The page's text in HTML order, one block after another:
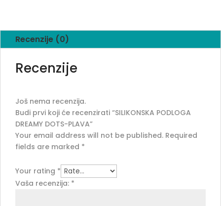
Recenzije (0)
Recenzije
Još nema recenzija.
Budi prvi koji će recenzirati “SILIKONSKA PODLOGA
DREAMY DOTS-PLAVA”
Your email address will not be published. Required
fields are marked *
Your rating *
Vaša recenzija: *